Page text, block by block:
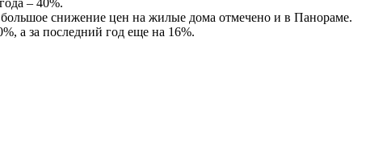
– 40%.
большое снижение цен на жилые дома отмечено и в Панораме.
а за последний год еще на 16%.